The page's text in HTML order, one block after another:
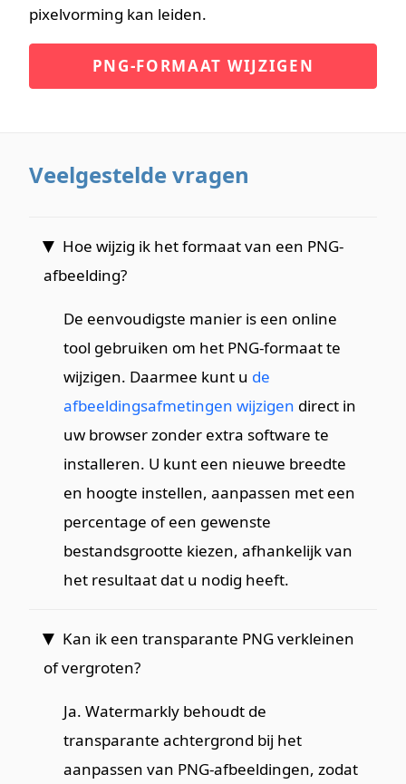
pixelvorming kan leiden.
PNG-FORMAAT WIJZIGEN
Veelgestelde vragen
Hoe wijzig ik het formaat van een PNG-
afbeelding?
De eenvoudigste manier is een online
tool gebruiken om het PNG-formaat te
wijzigen. Daarmee kunt u de
afbeeldingsafmetingen wijzigen direct in
uw browser zonder extra software te
installeren. U kunt een nieuwe breedte
en hoogte instellen, aanpassen met een
percentage of een gewenste
bestandsgrootte kiezen, afhankelijk van
het resultaat dat u nodig heeft.
Kan ik een transparante PNG verkleinen
of vergroten?
Ja. Watermarkly behoudt de
transparante achtergrond bij het
aanpassen van PNG-afbeeldingen, zodat